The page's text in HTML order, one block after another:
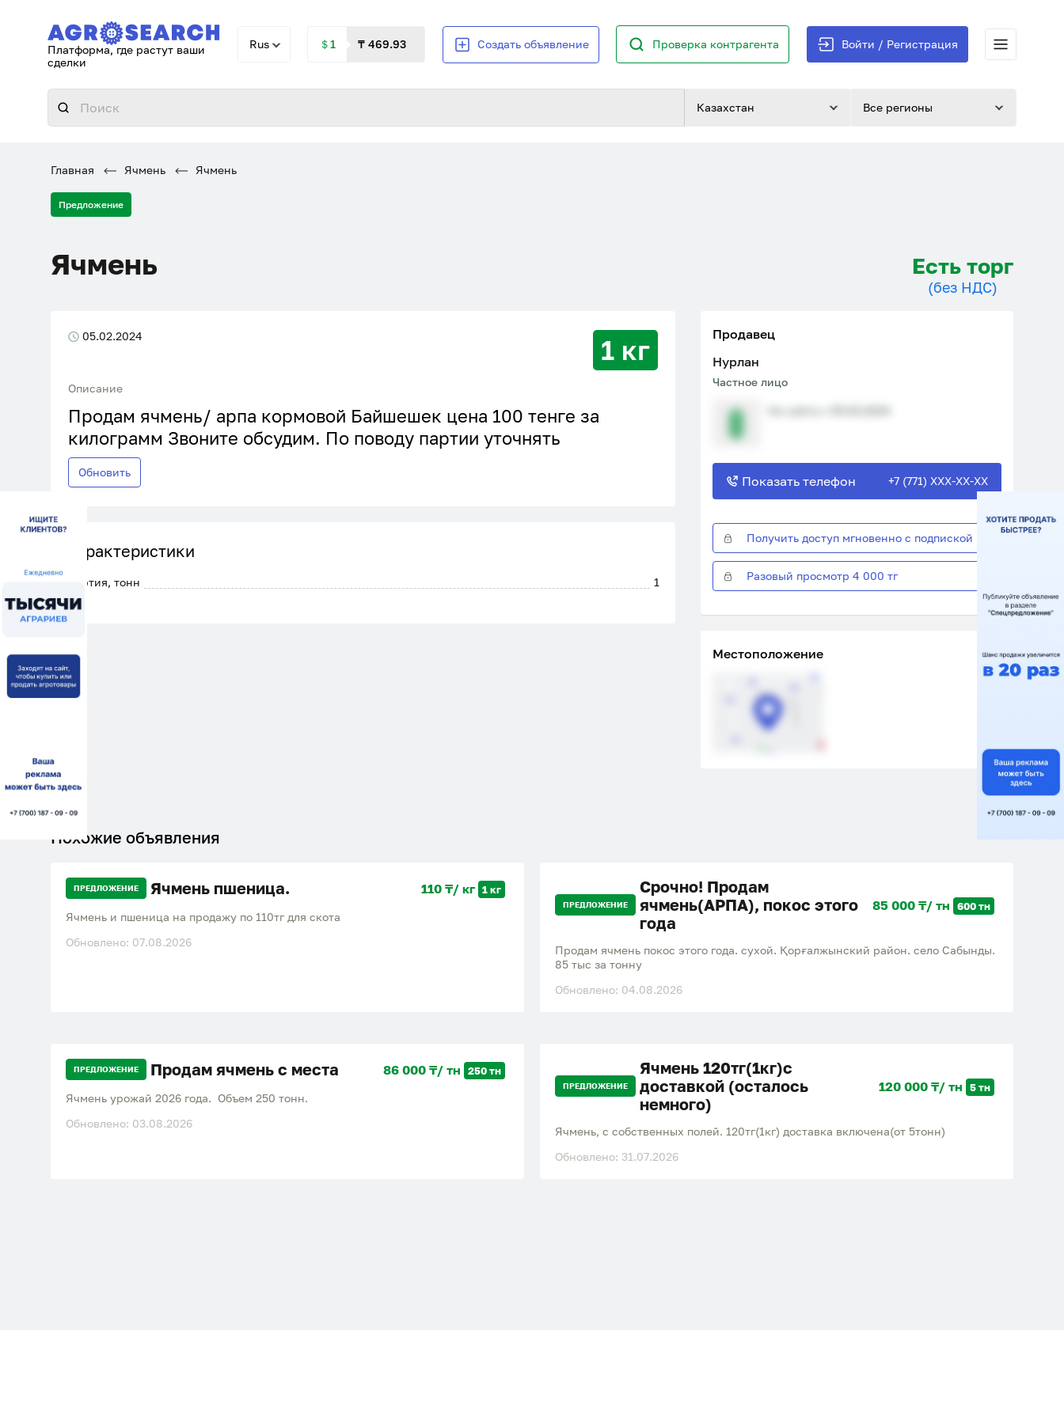
Платформа, где растут ваши
сделки
Rus ＄1 ₸ 469.93 Создать объявление Проверка контрагента Войти / Регистрация
Казахстан Все регионы
Главная Ячмень Ячмень
Предложение
Ячмень Есть торг
(без НДС)
05.02.2024 1 кг
Описание
Продам ячмень/ арпа кормовой Байшешек цена 100 тенге за
килограмм Звоните обсудим. По поводу партии уточнять
Обновить
Характеристики
Партия, тонн 1
Продавец
Нурлан
Частное лицо
Показать телефон +7 (771) XXX-XX-XX
Получить доступ мгновенно с подпиской
Разовый просмотр 4 000 тг
Местоположение
Похожие объявления
ПРЕДЛОЖЕНИЕ Ячмень пшеница. 110 ₸/ кг 1 кг
Ячмень и пшеница на продажу по 110тг для скота
Обновлено: 07.08.2026
ПРЕДЛОЖЕНИЕ
Срочно! Продам
ячмень(АРПА), покос этого
года
85 000 ₸/ тн 600 тн
Продам ячмень покос этого года. сухой. Қорғалжынский район. село Сабынды.
85 тыс за тонну
Обновлено: 04.08.2026
ПРЕДЛОЖЕНИЕ Продам ячмень с места 86 000 ₸/ тн 250 тн
Ячмень урожай 2026 года. Объем 250 тонн.
Обновлено: 03.08.2026
ПРЕДЛОЖЕНИЕ
Ячмень 120тг(1кг)с
доставкой (осталось
немного)
120 000 ₸/ тн 5 тн
Ячмень, с собственных полей. 120тг(1кг) доставка включена(от 5тонн)
Обновлено: 31.07.2026